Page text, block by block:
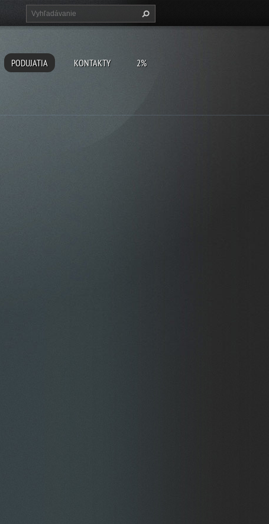
PODUJATIA KONTAKTY
2%